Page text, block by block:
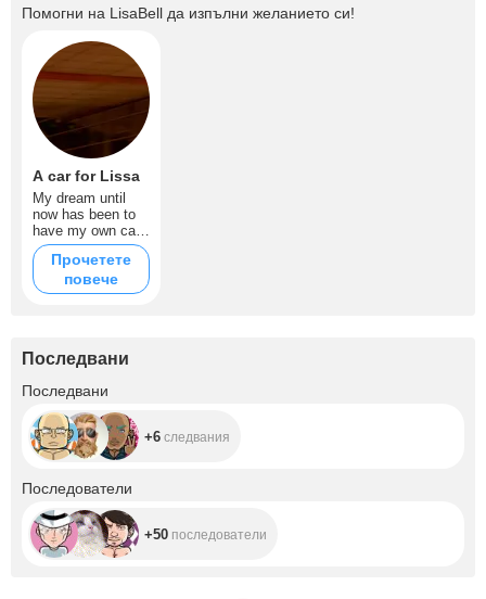
Помогни на LisaBell да изпълни желанието си!
A car for Lissa
My dream until
now has been to
have my own car,
every help from
you will make me
very happy.
Прочетете
повече
Последвани
Последвани
+6 следвания
Последователи
+50 последователи